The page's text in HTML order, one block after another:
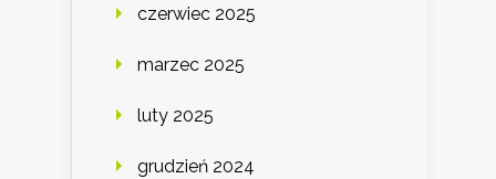
czerwiec 2025
marzec 2025
luty 2025
grudzień 2024